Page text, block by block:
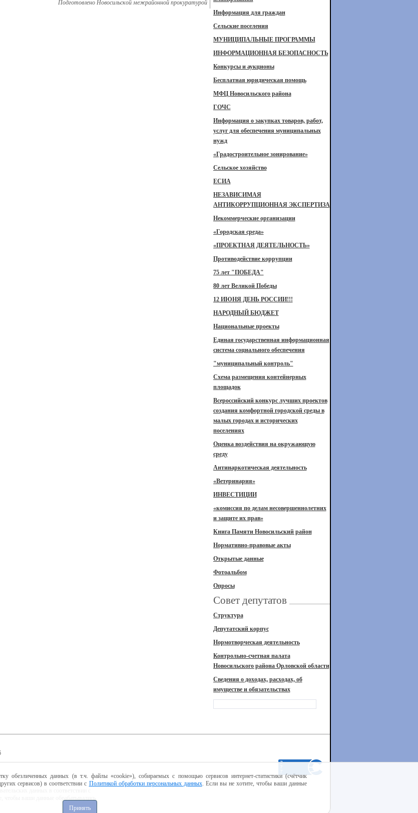
Подготовлено Новосильской межрайонной прокуратурой
Информация для граждан
Сельские поселения
МУНИЦИПАЛЬНЫЕ ПРОГРАММЫ
ИНФОРМАЦИОННАЯ БЕЗОПАСНОСТЬ
Конкурсы и аукционы
Бесплатная юридическая помощь
МФЦ Новосильского района
ГОЧС
Информация о закупках товаров, работ,
услуг для обеспечения муниципальных
нужд
«Градостроительное зонирование»
Сельское хозяйство
ЕСИА
НЕЗАВИСИМАЯ
АНТИКОРРУПЦИОННАЯ ЭКСПЕРТИЗА
Некоммерческие организации
«Городская среда»
«ПРОЕКТНАЯ ДЕЯТЕЛЬНОСТЬ»
Противодействие коррупции
75 лет "ПОБЕДА"
80 лет Великой Победы
12 ИЮНЯ ДЕНЬ РОССИИ!!!
НАРОДНЫЙ БЮДЖЕТ
Национальные проекты
Единая государственная информационная
система социального обеспечения
"муниципальный контроль"
Схема размещения контейнерных
площадок
Всероссийский конкурс лучших проектов
создания комфортной городской среды в
малых городах и исторических
поселениях
Оценка воздействия на окружающую
среду
Антинаркотическая деятельность
«Ветеринария»
ИНВЕСТИЦИИ
«комиссия по делам несовершеннолетних
и защите их прав»
Книга Памяти Новосильский район
Нормативно-правовые акты
Открытые данные
Фотоальбом
Опросы
Совет депутатов
Структура
Депутатский корпус
Нормотворческая деятельность
Контрольно-счетная палата
Новосильского района Орловской области
Сведения о доходах, расходах, об
имуществе и обязательствах
данных в соответствии с
обезличенных данных (в т.ч. файлы «cookie»), собираемых с помощью сервисов интернет-статистики (счётчик
сервисов) в соответствии с Политикой обработки персональных данных. Если вы не хотите, чтобы ваши данные
Принять